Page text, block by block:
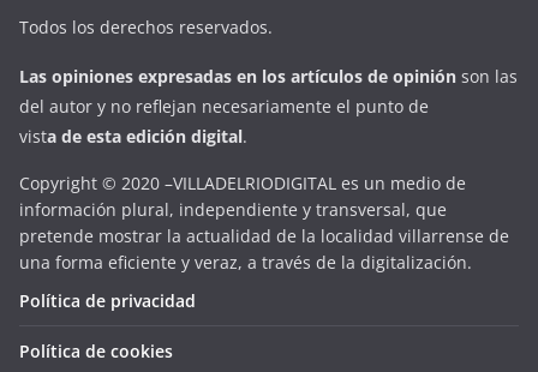
Todos los derechos reservados.
Las opiniones expresadas en los artículos de opinión son las
del autor y no reflejan necesariamente el punto de
vista de esta edición digital.
Copyright © 2020 –VILLADELRIODIGITAL es un medio de
información plural, independiente y transversal, que
pretende mostrar la actualidad de la localidad villarrense de
una forma eficiente y veraz, a través de la digitalización.
Política de privacidad
Política de cookies